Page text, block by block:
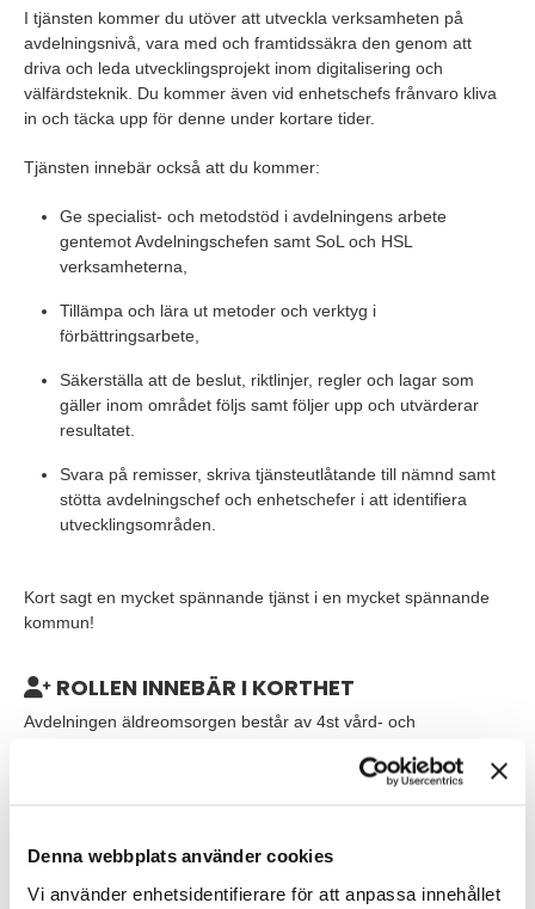
Denna webbplats använder cookies
Vi använder enhetsidentifierare för att anpassa innehållet
I tjänsten kommer du utöver att utveckla verksamheten på
avdelningsnivå, vara med och framtidssäkra den genom att
driva och leda utvecklingsprojekt inom digitalisering och
välfärdsteknik. Du kommer även vid enhetschefs frånvaro kliva
in och täcka upp för denne under kortare tider.
Tjänsten innebär också att du kommer:
Ge specialist- och metodstöd i avdelningens arbete
gentemot Avdelningschefen samt SoL och HSL
verksamheterna,
Tillämpa och lära ut metoder och verktyg i
förbättringsarbete,
Säkerställa att de beslut, riktlinjer, regler och lagar som
gäller inom området följs samt följer upp och utvärderar
resultatet.
Svara på remisser, skriva tjänsteutlåtande till nämnd samt
stötta avdelningschef och enhetschefer i att identifiera
utvecklingsområden.
Kort sagt en mycket spännande tjänst i en mycket spännande
kommun!
ROLLEN INNEBÄR I KORTHET
Avdelningen äldreomsorgen består av 4st vård- och
soma, växelvård och korttidsvård (ca. 200 lägenheter), hälso-
Kvastvägen), trygghetspatrull, en dagverksamhet (demens och
soma) samt äldrecenter på Rosengården.